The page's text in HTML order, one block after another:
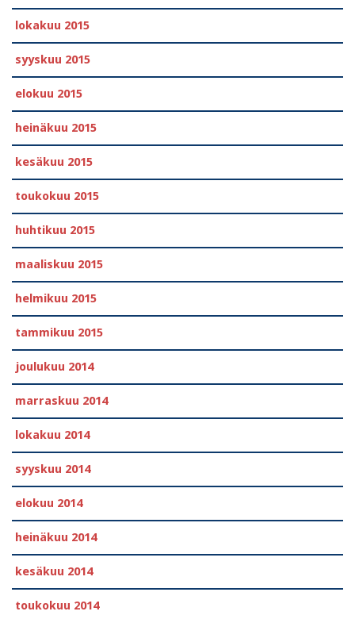
lokakuu 2015
syyskuu 2015
elokuu 2015
heinäkuu 2015
kesäkuu 2015
toukokuu 2015
huhtikuu 2015
maaliskuu 2015
helmikuu 2015
tammikuu 2015
joulukuu 2014
marraskuu 2014
lokakuu 2014
syyskuu 2014
elokuu 2014
heinäkuu 2014
kesäkuu 2014
toukokuu 2014